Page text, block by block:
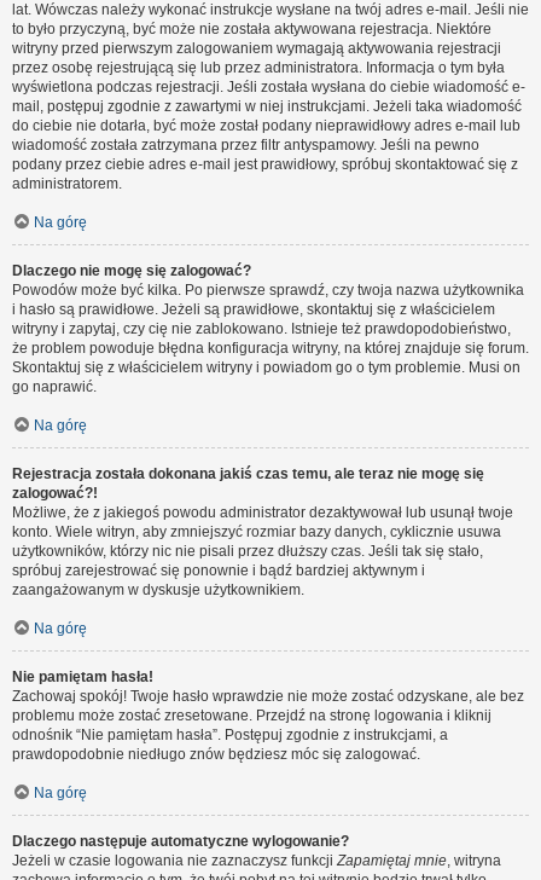
lat. Wówczas należy wykonać instrukcje wysłane na twój adres e-mail. Jeśli nie
to było przyczyną, być może nie została aktywowana rejestracja. Niektóre
witryny przed pierwszym zalogowaniem wymagają aktywowania rejestracji
przez osobę rejestrującą się lub przez administratora. Informacja o tym była
wyświetlona podczas rejestracji. Jeśli została wysłana do ciebie wiadomość e-
mail, postępuj zgodnie z zawartymi w niej instrukcjami. Jeżeli taka wiadomość
do ciebie nie dotarła, być może został podany nieprawidłowy adres e-mail lub
wiadomość została zatrzymana przez filtr antyspamowy. Jeśli na pewno
podany przez ciebie adres e-mail jest prawidłowy, spróbuj skontaktować się z
administratorem.
Na górę
Dlaczego nie mogę się zalogować?
Powodów może być kilka. Po pierwsze sprawdź, czy twoja nazwa użytkownika
i hasło są prawidłowe. Jeżeli są prawidłowe, skontaktuj się z właścicielem
witryny i zapytaj, czy cię nie zablokowano. Istnieje też prawdopodobieństwo,
że problem powoduje błędna konfiguracja witryny, na której znajduje się forum.
Skontaktuj się z właścicielem witryny i powiadom go o tym problemie. Musi on
go naprawić.
Na górę
Rejestracja została dokonana jakiś czas temu, ale teraz nie mogę się
zalogować?!
Możliwe, że z jakiegoś powodu administrator dezaktywował lub usunął twoje
konto. Wiele witryn, aby zmniejszyć rozmiar bazy danych, cyklicznie usuwa
użytkowników, którzy nic nie pisali przez dłuższy czas. Jeśli tak się stało,
spróbuj zarejestrować się ponownie i bądź bardziej aktywnym i
zaangażowanym w dyskusje użytkownikiem.
Na górę
Nie pamiętam hasła!
Zachowaj spokój! Twoje hasło wprawdzie nie może zostać odzyskane, ale bez
problemu może zostać zresetowane. Przejdź na stronę logowania i kliknij
odnośnik “Nie pamiętam hasła”. Postępuj zgodnie z instrukcjami, a
prawdopodobnie niedługo znów będziesz móc się zalogować.
Na górę
Dlaczego następuje automatyczne wylogowanie?
Jeżeli w czasie logowania nie zaznaczysz funkcjiZapamiętaj mnie, witryna